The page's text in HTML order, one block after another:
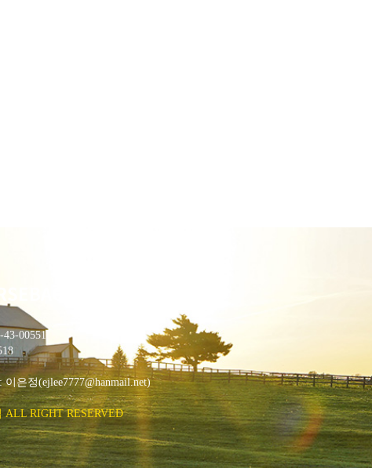
RIDING CLUB
00551
은정(ejlee7777@hanmail.net)
RIGHT RESERVED